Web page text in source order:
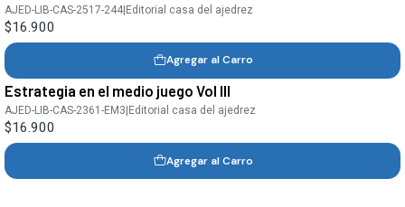
AJED-LIB-CAS-2517-244 Editorial casa del ajedrez
$16.900
Agregar al Carro
Estrategia en el medio juego Vol III
AJED-LIB-CAS-2361-EM3 Editorial casa del ajedrez
$16.900
Agregar al Carro